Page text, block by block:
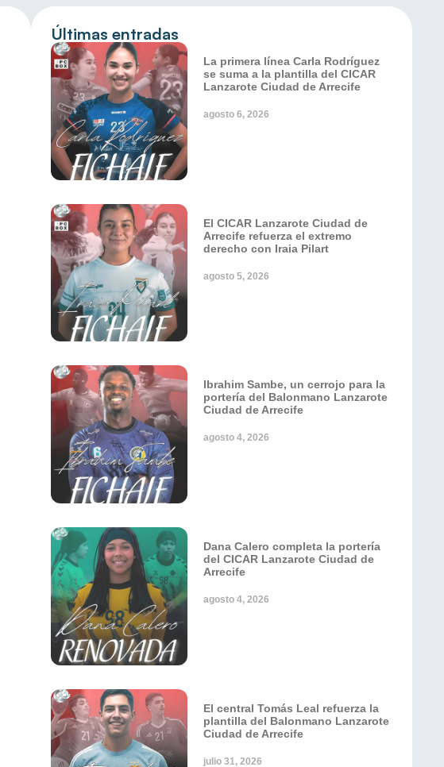
Últimas entradas
La primera línea Carla Rodríguez
se suma a la plantilla del CICAR
Lanzarote Ciudad de Arrecife
agosto 6, 2026
El CICAR Lanzarote Ciudad de
Arrecife refuerza el extremo
derecho con Iraia Pilart
agosto 5, 2026
Ibrahim Sambe, un cerrojo para la
portería del Balonmano Lanzarote
Ciudad de Arrecife
agosto 4, 2026
Dana Calero completa la portería
del CICAR Lanzarote Ciudad de
Arrecife
agosto 4, 2026
El central Tomás Leal refuerza la
plantilla del Balonmano Lanzarote
Ciudad de Arrecife
julio 31, 2026